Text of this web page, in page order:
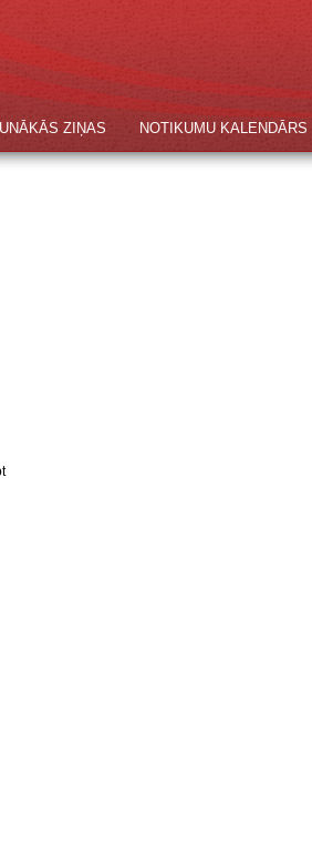
NOTIKUMU KALENDĀRS
ZIŅAS